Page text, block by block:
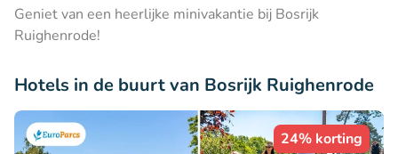
Geniet van een heerlijke minivakantie bij Bosrijk
Ruighenrode!
Hotels in de buurt van Bosrijk Ruighenrode
24% korting